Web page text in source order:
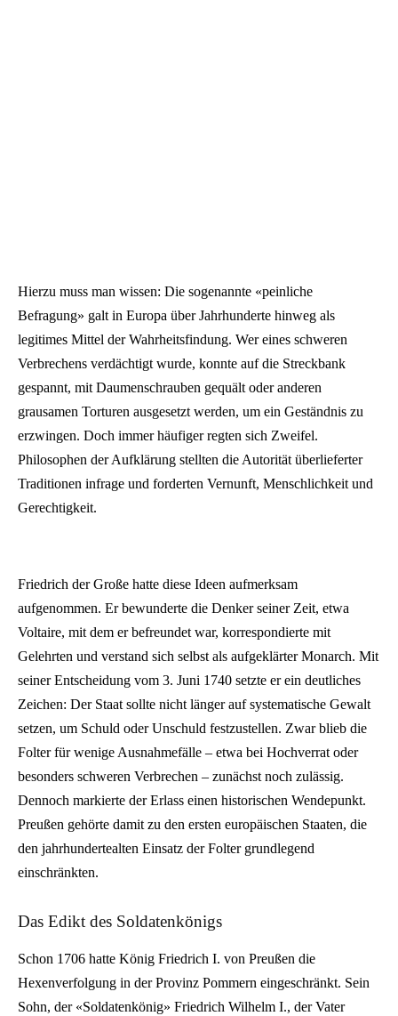
Hierzu muss man wissen: Die sogenannte «peinliche
Befragung» galt in Europa über Jahrhunderte hinweg als
legitimes Mittel der Wahrheitsfindung. Wer eines schweren
Verbrechens verdächtigt wurde, konnte auf die Streckbank
gespannt, mit Daumenschrauben gequält oder anderen
grausamen Torturen ausgesetzt werden, um ein Geständnis zu
erzwingen. Doch immer häufiger regten sich Zweifel.
Philosophen der Aufklärung stellten die Autorität überlieferter
Traditionen infrage und forderten Vernunft, Menschlichkeit und
Gerechtigkeit.
Friedrich der Große hatte diese Ideen aufmerksam
aufgenommen. Er bewunderte die Denker seiner Zeit, etwa
Voltaire, mit dem er befreundet war, korrespondierte mit
Gelehrten und verstand sich selbst als aufgeklärter Monarch. Mit
seiner Entscheidung vom 3. Juni 1740 setzte er ein deutliches
Zeichen: Der Staat sollte nicht länger auf systematische Gewalt
setzen, um Schuld oder Unschuld festzustellen. Zwar blieb die
Folter für wenige Ausnahmefälle – etwa bei Hochverrat oder
besonders schweren Verbrechen – zunächst noch zulässig.
Dennoch markierte der Erlass einen historischen Wendepunkt.
Preußen gehörte damit zu den ersten europäischen Staaten, die
den jahrhundertealten Einsatz der Folter grundlegend
einschränkten.
Das Edikt des Soldatenkönigs
Schon 1706 hatte König Friedrich I. von Preußen die
Hexenverfolgung in der Provinz Pommern eingeschränkt. Sein
Sohn, der «Soldatenkönig» Friedrich Wilhelm I., der Vater